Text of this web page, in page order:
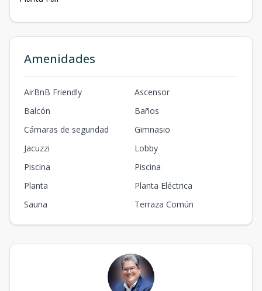
Amenidades
AirBnB Friendly
Ascensor
Balcón
Baños
Cámaras de seguridad
Gimnasio
Jacuzzi
Lobby
Piscina
Piscina
Planta
Planta Eléctrica
Sauna
Terraza Común